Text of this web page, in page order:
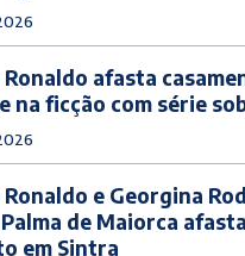
afasta
na ficção com série
e Georgina
de Maiorca
em Sintra